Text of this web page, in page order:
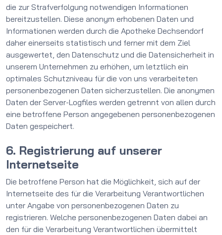
die zur Strafverfolgung notwendigen Informationen
bereitzustellen. Diese anonym erhobenen Daten und
Informationen werden durch die Apotheke Dechsendorf
daher einerseits statistisch und ferner mit dem Ziel
ausgewertet, den Datenschutz und die Datensicherheit in
unserem Unternehmen zu erhöhen, um letztlich ein
optimales Schutzniveau für die von uns verarbeiteten
personenbezogenen Daten sicherzustellen. Die anonymen
Daten der Server-Logfiles werden getrennt von allen durch
eine betroffene Person angegebenen personenbezogenen
Daten gespeichert.
6. Registrierung auf unserer
Internetseite
Die betroffene Person hat die Möglichkeit, sich auf der
Internetseite des für die Verarbeitung Verantwortlichen
unter Angabe von personenbezogenen Daten zu
registrieren. Welche personenbezogenen Daten dabei an
den für die Verarbeitung Verantwortlichen übermittelt